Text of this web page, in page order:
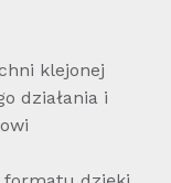
klejonej
działania i